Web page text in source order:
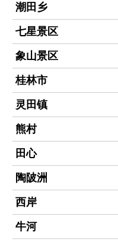
潮田乡
七星景区
象山景区
桂林市
灵田镇
熊村
田心
陶陂洲
西岸
牛河